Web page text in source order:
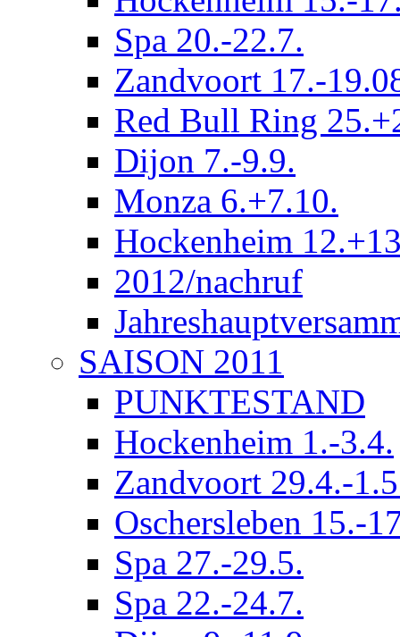
Spa 20.-22.7.
Zandvoort 17.-
Red Bull Ring
Dijon 7.-9.9.
Monza 6.+7.10.
Hockenheim
2012/nachruf
SAISON 2011
PUNKTESTAND
Hockenheim 1.-3.4.
Zandvoort 29.4.-
Oschersleben 15.-
Spa 27.-29.5.
Spa 22.-24.7.